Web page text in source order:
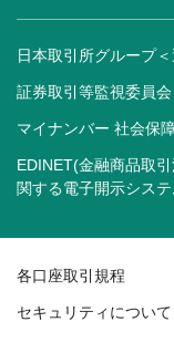
日本取引所グループ
証券取引等監視委員
マイナンバー 社会保
EDINET(金融商品取
関する電子開示シス
各口座取引規程
セキュリティについて